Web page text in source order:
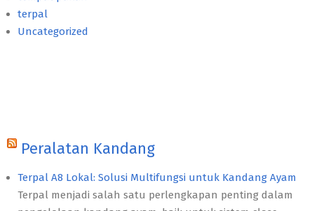
terpal
Uncategorized
Peralatan Kandang
Terpal A8 Lokal: Solusi Multifungsi untuk Kandang Ayam
Terpal menjadi salah satu perlengkapan penting dalam